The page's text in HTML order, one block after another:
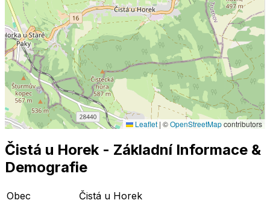
Leaflet | ©OpenStreetMapcontributors
Čistá u Horek- Základní Informace &
Demografie
Obec
Čistá u Horek